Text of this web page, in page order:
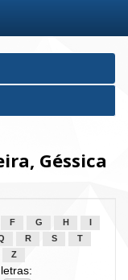
Géssica
F G H
R S
T
Z